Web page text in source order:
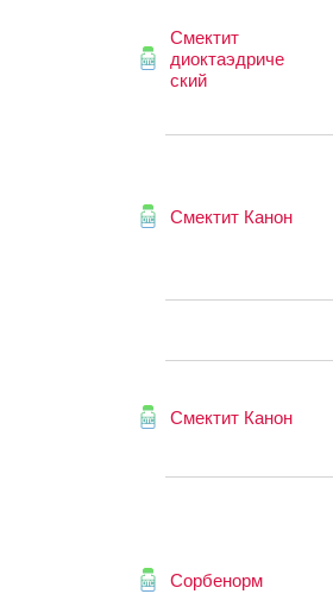
Смектит
диоктаэдриче
ский
Смектит Канон
Смектит Канон
Сорбенорм